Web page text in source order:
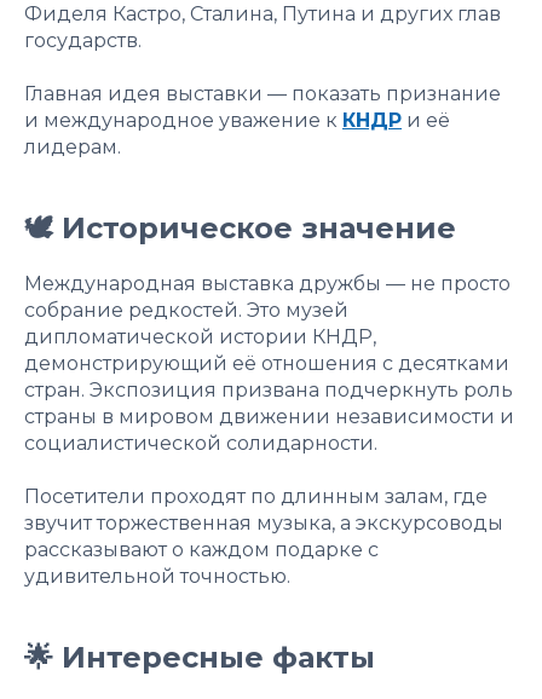
Фиделя Кастро, Сталина, Путина и других глав
государств.
Главная идея выставки — показать признание
и международное уважение к КНДР и её
лидерам.
🕊 Историческое значение
Международная выставка дружбы — не просто
собрание редкостей. Это музей
дипломатической истории КНДР,
демонстрирующий её отношения с десятками
стран. Экспозиция призвана подчеркнуть роль
страны в мировом движении независимости и
социалистической солидарности.
Посетители проходят по длинным залам, где
звучит торжественная музыка, а экскурсоводы
рассказывают о каждом подарке с
удивительной точностью.
🌟 Интересные факты